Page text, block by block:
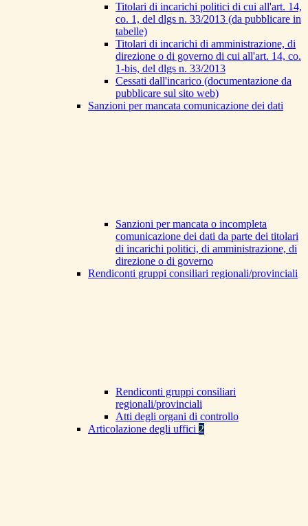
Titolari di incarichi politici di cui all'art. 14,
co. 1, del dlgs n. 33/2013 (da pubblicare in
tabelle)
Titolari di incarichi di amministrazione, di
direzione o di governo di cui all'art. 14, co.
1-bis, del dlgs n. 33/2013
Cessati dall'incarico (documentazione da
pubblicare sul sito web)
Sanzioni per mancata comunicazione dei dati
Sanzioni per mancata o incompleta
comunicazione dei dati da parte dei titolari
di incarichi politici, di amministrazione, di
direzione o di governo
Rendiconti gruppi consiliari regionali/provinciali
Rendiconti gruppi consiliari
regionali/provinciali
Atti degli organi di controllo
Articolazione degli uffici 2